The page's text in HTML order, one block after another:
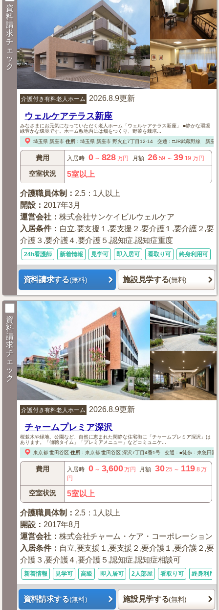
資
料
請
求
チ
ェ
ッ
ク
介護付き有料老人ホーム 2026.8.9更新
ウェルケアテラス新座
みなさまにお元気になっていただく老人ホーム「ウェルケアテラス新座」 ■静かな環境
緑豊かな環境です。ホーム敷地内には畑をつくり、野菜を栽培...
埼玉県 新座市 住所： 埼玉県 新座市野火止7丁目12-14 交通：□JR武蔵野線 新座
費用 入居時 0～ 828 万円 月額 26.59 ～39.19 万円
空室状況 5室以上
介護職員体制 ： 2.5：1人以上
開設 ： 2017年3月
運営会社 ：株式会社サンケイビルウェルケア
入居条件： 自立,要支援１,要支援２,要介護１,要介護２,要
介護３,要介護４,要介護５,認知症,認知症重度
24h看護師 新着情報 見学可 即入居可 看取り可 終身利用可
資料請求する(無料) 施設見学する(無料)
資
料
請
求
チ
ェ
ッ
ク
介護付き有料老人ホーム 2026.8.9更新
チャームプレミア深沢
桜並木や緑地、公園など、自然に恵まれた閑静な住宅街に「チャームプレミア深沢」は
あります。「傾聴タイム」「プレミアメニュー」などコミュニケ...
東京都 世田谷区 住所： 東京都 世田谷区深沢7丁目4番1号 交通：■徒歩：東急田園
費用 入居時 0～ 3,600万円 月額 30.25 ～ 119.8 万
円
空室状況 5室以上
介護職員体制 ： 2.5：1人以上
開設 ： 2017年8月
運営会社 ：株式会社チャーム・ケア・コーポレーション
入居条件： 自立,要支援１,要支援２,要介護１,要介護２,要
介護３,要介護４,要介護５,認知症,認知症相談可
新着情報 見学可 高級 即入居可 2人部屋 看取り可 終身利用
資料請求する(無料) 施設見学する(無料)